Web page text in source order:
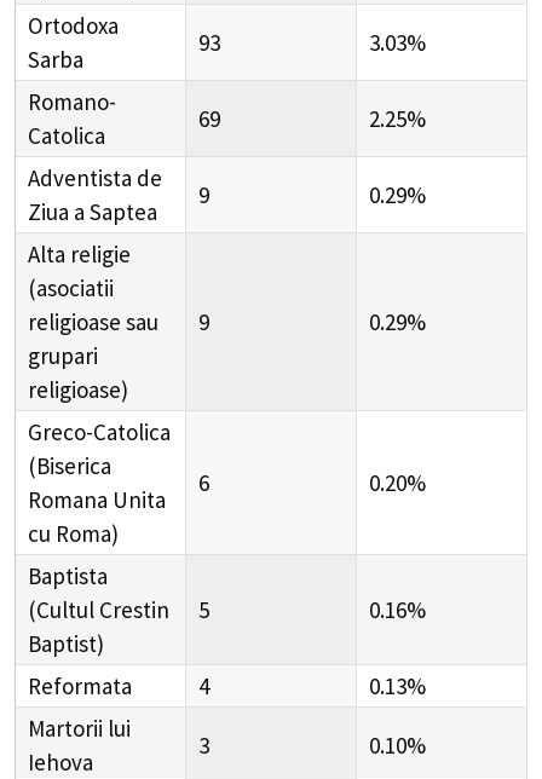
Ortodoxa
Sarba
93 3.03%
Romano-
Catolica
69 2.25%
Adventista de
Ziua a Saptea
9 0.29%
Alta religie
(asociatii
religioase sau
grupari
religioase)
9 0.29%
Greco-Catolica
(Biserica
Romana Unita
cu Roma)
6 0.20%
Baptista
(Cultul Crestin
Baptist)
5 0.16%
Reformata 4
0.13%
Martorii lui
Iehova
3 0.10%